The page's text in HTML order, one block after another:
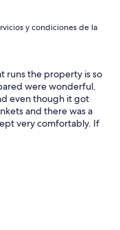
y condiciones de la
runs the property is so
were wonderful.
even though it got
and there was a
very comfortably. If